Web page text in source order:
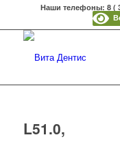
Наши телефоны: 8 (
L51.0,